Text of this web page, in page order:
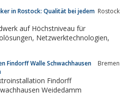
in Rostock: Qualität bei jedem Rostock
auf Höchstniveau für
Findorff Walle Schwachhausen
Bremen
Findorff
Weidedamm